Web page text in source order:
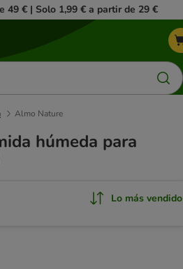
49 € | Solo 1,99 € a partir de 29 €
Almo Nature
húmeda para
Lo más vendido